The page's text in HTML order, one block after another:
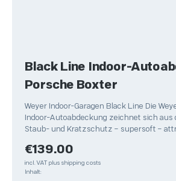
Black Line Indoor-
Porsche Boxter
Weyer Indoor-Garagen Black Line Die Weyer Black Line
Indoor-Autoabdeckung zeichnet sich aus
Staub- und Kratzschutz – supersoft –
Regular price:
€139.00
incl. VAT plus shipping costs
Inhalt: